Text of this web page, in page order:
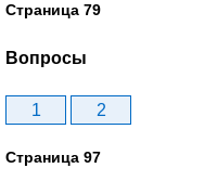
Страница 79
Вопросы
1 2
Страница 97